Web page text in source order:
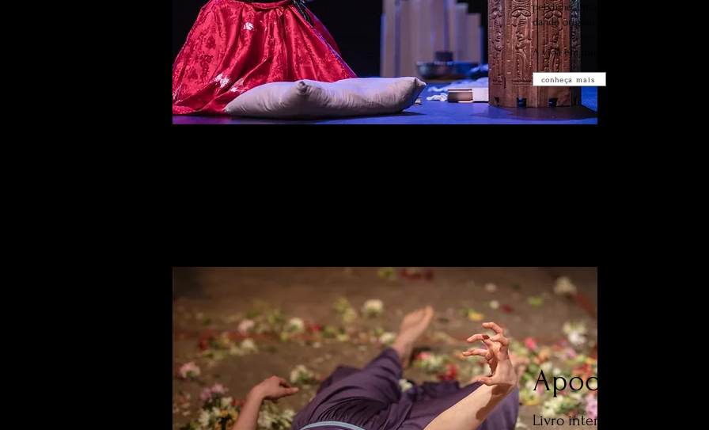
peixinho. Uma estranha dança nasceu
dando origem a um universo de
A vida em mim. Em ti. Entre nós.
conheça mais
Apocalypsis
Livro interior